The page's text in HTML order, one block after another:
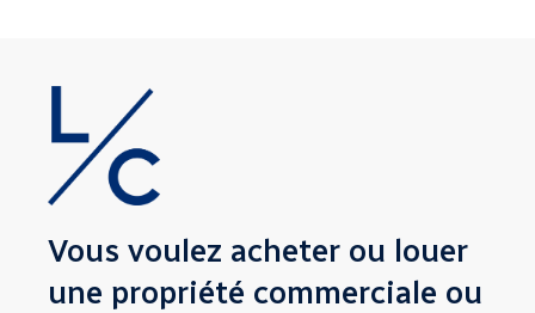
Vous voulez acheter ou louer
une propriété commerciale ou